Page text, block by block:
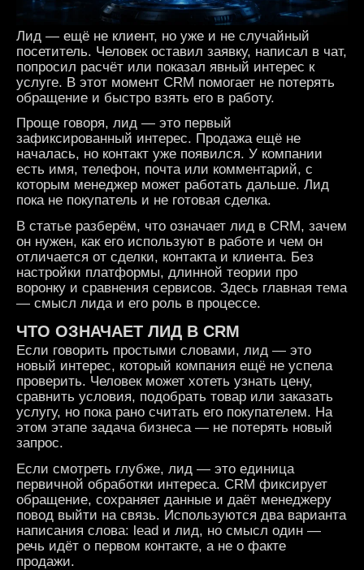
Лид — ещё не клиент, но уже и не случайный
посетитель. Человек оставил заявку, написал в чат,
попросил расчёт или показал явный интерес к
услуге. В этот момент CRM помогает не потерять
обращение и быстро взять его в работу.
Проще говоря, лид — это первый
зафиксированный интерес. Продажа ещё не
началась, но контакт уже появился. У компании
есть имя, телефон, почта или комментарий, с
которым менеджер может работать дальше. Лид
пока не покупатель и не готовая сделка.
В статье разберём, что означает лид в CRM, зачем
он нужен, как его используют в работе и чем он
отличается от сделки, контакта и клиента. Без
настройки платформы, длинной теории про
воронку и сравнения сервисов. Здесь главная тема
— смысл лида и его роль в процессе.
ЧТО ОЗНАЧАЕТ ЛИД В CRM
Если говорить простыми словами, лид — это
новый интерес, который компания ещё не успела
проверить. Человек может хотеть узнать цену,
сравнить условия, подобрать товар или заказать
услугу, но пока рано считать его покупателем. На
этом этапе задача бизнеса — не потерять новый
запрос.
Если смотреть глубже, лид — это единица
первичной обработки интереса. CRM фиксирует
обращение, сохраняет данные и даёт менеджеру
повод выйти на связь. Используются два варианта
написания слова: lead и лид, но смысл один —
речь идёт о первом контакте, а не о факте
продажи.